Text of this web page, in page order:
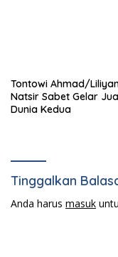
Tontowi Ahmad/
Natsir Sabet Gelar
Dunia Kedua
Tinggalkan
Anda harus masuk